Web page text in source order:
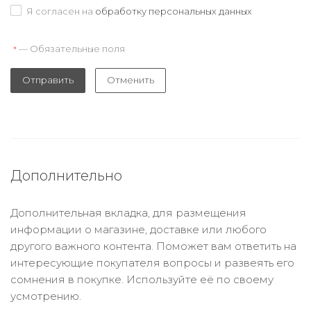
Я согласен на обработку персональных данных
* — Обязательные поля
Отправить Отменить
Дополнительно
Дополнительная вкладка, для размещения
информации о магазине, доставке или любого
другого важного контента. Поможет вам ответить на
интересующие покупателя вопросы и развеять его
сомнения в покупке. Используйте её по своему
усмотрению.